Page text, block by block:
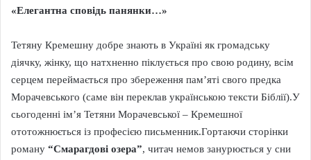
«Елегантна сповідь панянки…»
Тетяну Кремешну добре знають в Україні як громадську
діячку, жінку, що натхненно піклується про свою родину, всім
серцем переймається про збереження пам’яті свого предка
Морачевського (саме він переклав українською тексти Біблії).У
сьогоденні ім’я Тетяни Морачевської – Кремешної
ототожнюється із професією письменник.Гортаючи сторінки
роману “Смарагдові озера”, читач немов занурюється у сни